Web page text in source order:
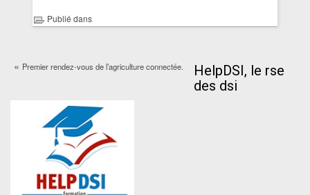
Publié dans
« Premier rendez-vous de l’agriculture connectée.
HelpDSI, le rse
des dsi